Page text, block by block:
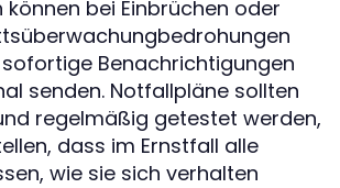
bei Einbrüchen oder
Benachrichtigungen
senden. Notfallpläne sollten
regelmäßig getestet werden,
dass im Ernstfall alle
wie sie sich verhalten